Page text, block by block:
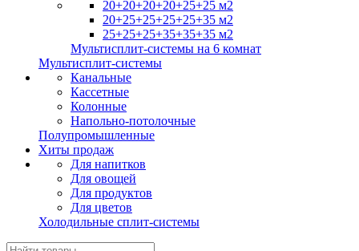
20+20+20+20+25+25 м2
20+25+25+25+25+35 м2
25+25+25+35+35+35 м2
Мультисплит-системы на 6 комнат
Мультисплит-системы
Канальные
Кассетные
Колонные
Напольно-потолочные
Полупромышленные
Хиты продаж
Для напитков
Для овощей
Для продуктов
Для цветов
Холодильные сплит-системы